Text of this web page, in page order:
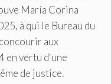
María Corina
à qui le Bureau du
aux
en vertu d'une
de justice.